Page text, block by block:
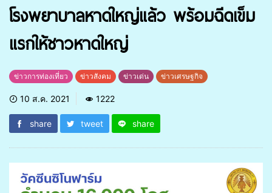
โรงพยาบาลหาดใหญ่แล้ว พร้อมฉีดเข็ม
แรกให้ชาวหาดใหญ่
ข่าวการท่องเที่ยว ข่าวสังคม ข่าวเด่น ข่าวเศรษฐกิจ
10 ส.ค. 2021 1222
share tweet share